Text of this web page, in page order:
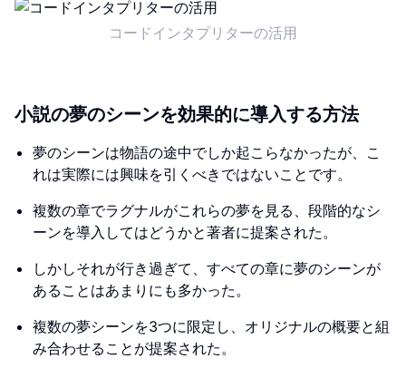
コードインタプリターの活用
小説の夢のシーンを効果的に導入する方法
夢のシーンは物語の途中でしか起こらなかったが、こ
れは実際には興味を引くべきではないことです。
複数の章でラグナルがこれらの夢を見る、段階的なシ
ーンを導入してはどうかと著者に提案された。
しかしそれが行き過ぎて、すべての章に夢のシーンが
あることはあまりにも多かった。
複数の夢シーンを3つに限定し、オリジナルの概要と組
み合わせることが提案された。